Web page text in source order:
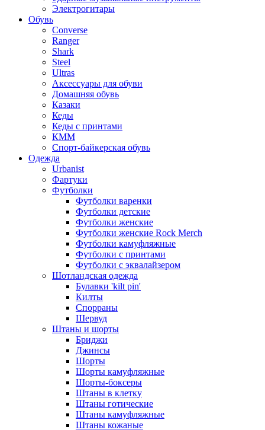
Электрогитары
Обувь
Converse
Ranger
Shark
Steel
Ultras
Аксессуары для обуви
Домашняя обувь
Казаки
Кеды
Кеды с принтами
КММ
Спорт-байкерская обувь
Одежда
Urbanist
Фартуки
Футболки
Футболки варенки
Футболки детские
Футболки женские
Футболки женские Rock Merch
Футболки камуфляжные
Футболки с принтами
Футболки с эквалайзером
Шотландская одежда
Булавки 'kilt pin'
Килты
Спорраны
Шервуд
Штаны и шорты
Бриджи
Джинсы
Шорты
Шорты камуфляжные
Шорты-боксеры
Штаны в клетку
Штаны готические
Штаны камуфляжные
Штаны кожаные